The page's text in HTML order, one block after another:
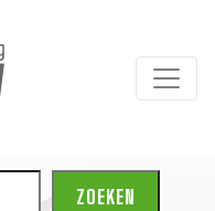
ZOEKEN